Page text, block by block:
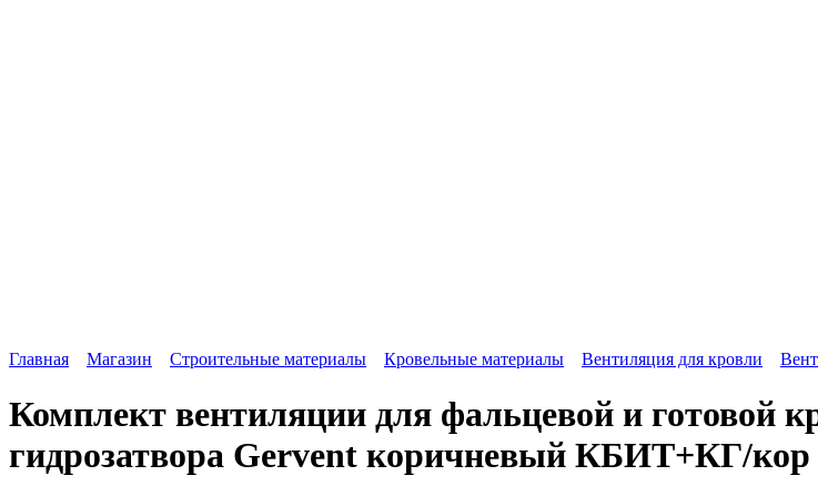
Главная Магазин Строительные материалы Кровельные материалы Вентиляция для кровли
Комплект вентиляции для фальцевой и готовой
гидрозатвора Gervent коричневый КБИТ+КГ/кор